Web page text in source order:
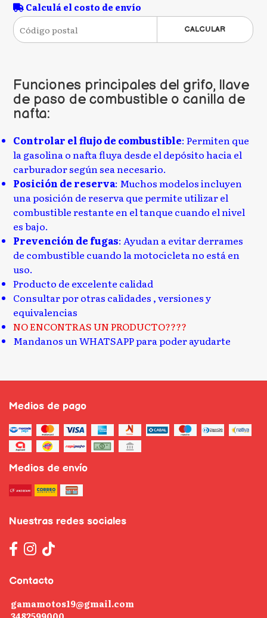
Calculá el costo de envío
CALCULAR
Funciones principales del grifo, llave
de paso de combustible o canilla de
nafta:
Controlar el flujo de combustible: Permiten que
la gasolina o nafta fluya desde el depósito hacia el
carburador según sea necesario.
Posición de reserva: Muchos modelos incluyen
una posición de reserva que permite utilizar el
combustible restante en el tanque cuando el nivel
es bajo.
Prevención de fugas: Ayudan a evitar derrames
de combustible cuando la motocicleta no está en
uso.
Producto de excelente calidad
Consultar por otras calidades , versiones y
equivalencias
NO ENCONTRAS UN PRODUCTO????
Mandanos un WHATSAPP para poder ayudarte
Medios de pago
Medios de envío
Nuestras redes sociales
Contacto
gamamotos19@gmail.com